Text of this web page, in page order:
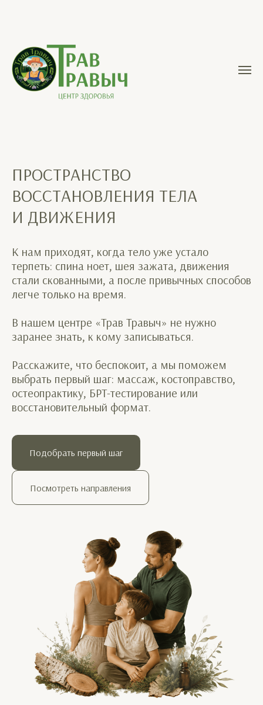
ПРОСТРАНСТВО
ВОССТАНОВЛЕНИЯ ТЕЛА
И ДВИЖЕНИЯ
К нам приходят, когда тело уже устало
терпеть: спина ноет, шея зажата, движения
стали скованными, а после привычных способов
легче только на время.
В нашем центре «Трав Травыч» не нужно
заранее знать, к кому записываться.
Расскажите, что беспокоит, а мы поможем
выбрать первый шаг: массаж, костоправство,
остеопрактику, БРТ-тестирование или
восстановительный формат.
Подобрать первый шаг
Посмотреть направления